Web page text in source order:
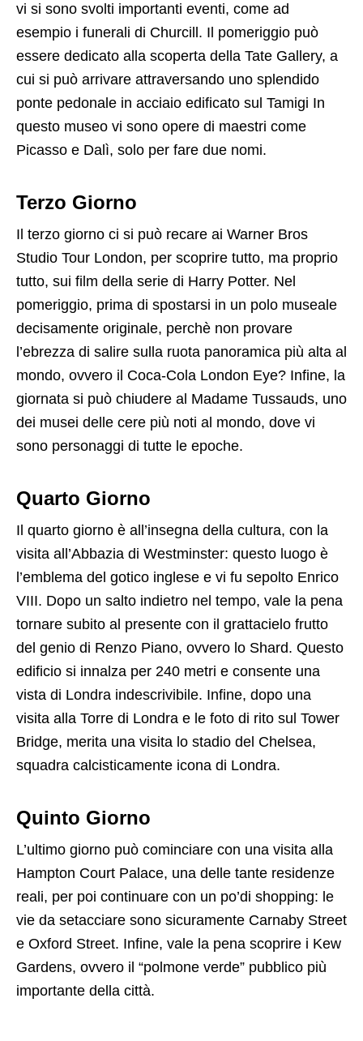
vi si sono svolti importanti eventi, come ad
esempio i funerali di Churcill. Il pomeriggio può
essere dedicato alla scoperta della Tate Gallery, a
cui si può arrivare attraversando uno splendido
ponte pedonale in acciaio edificato sul Tamigi In
questo museo vi sono opere di maestri come
Picasso e Dalì, solo per fare due nomi.
Terzo Giorno
Il terzo giorno ci si può recare ai Warner Bros
Studio Tour London, per scoprire tutto, ma proprio
tutto, sui film della serie di Harry Potter. Nel
pomeriggio, prima di spostarsi in un polo museale
decisamente originale, perchè non provare
l’ebrezza di salire sulla ruota panoramica più alta al
mondo, ovvero il Coca-Cola London Eye? Infine, la
giornata si può chiudere al Madame Tussauds, uno
dei musei delle cere più noti al mondo, dove vi
sono personaggi di tutte le epoche.
Quarto Giorno
Il quarto giorno è all’insegna della cultura, con la
visita all’Abbazia di Westminster: questo luogo è
l’emblema del gotico inglese e vi fu sepolto Enrico
VIII. Dopo un salto indietro nel tempo, vale la pena
tornare subito al presente con il grattacielo frutto
del genio di Renzo Piano, ovvero lo Shard. Questo
edificio si innalza per 240 metri e consente una
vista di Londra indescrivibile. Infine, dopo una
visita alla Torre di Londra e le foto di rito sul Tower
Bridge, merita una visita lo stadio del Chelsea,
squadra calcisticamente icona di Londra.
Quinto Giorno
L’ultimo giorno può cominciare con una visita alla
Hampton Court Palace, una delle tante residenze
reali, per poi continuare con un po’di shopping: le
vie da setacciare sono sicuramente Carnaby Street
e Oxford Street. Infine, vale la pena scoprire i Kew
Gardens, ovvero il “polmone verde” pubblico più
importante della città.